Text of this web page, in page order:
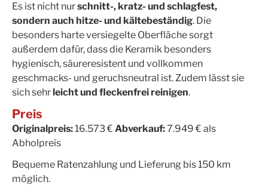
Es ist nicht nurschnitt-, kratz- und schlagfest,
sondern auch hitze- und kältebeständig. Die
besonders harte versiegelte Oberfläche sorgt
außerdem dafür, dass die Keramik besonders
hygienisch, säureresistent und vollkommen
geschmacks- und geruchsneutral ist. Zudem lässt sie
sich sehrleicht und fleckenfrei reinigen.
Preis
Originalpreis:16.573 € Abverkauf:7.949 € als
Abholpreis
Bequeme Ratenzahlung und Lieferung bis 150 km
möglich.